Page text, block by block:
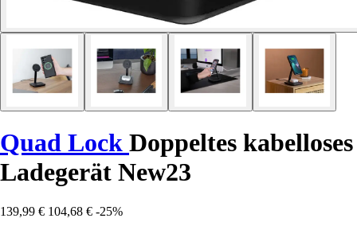
Quad Lock Doppeltes kabelloses
Ladegerät New23
139,99 € 104,68 € -25%